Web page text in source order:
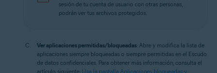
sesión de tu cuenta de usuario con otras personas,
podrán ver tus archivos protegidos.
Ver aplicaciones permitidas/bloqueadas: Abre y modifica la lista de
aplicaciones siempre bloqueadas o siempre permitidas en el Escudo
de datos confidenciales. Para obtener más información, consulta el
artículo siguiente: Usa la pantalla Aplicaciones bloqueadas y